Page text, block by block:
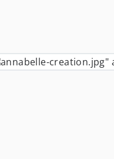
annabelle-creation.jpg"